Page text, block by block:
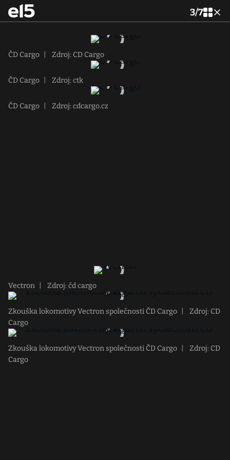
3/7
ČD Cargo Zdroj: CD Cargo
ČD Cargo Zdroj: ctk
ČD Cargo Zdroj: cdcargo.cz
Vectron Zdroj: čd cargo
Zkouška lokomotivy Vectron společnosti ČD Cargo
Zdroj: CD
Cargo
Zkouška lokomotivy Vectron společnosti ČD Cargo
Zdroj: CD
Cargo